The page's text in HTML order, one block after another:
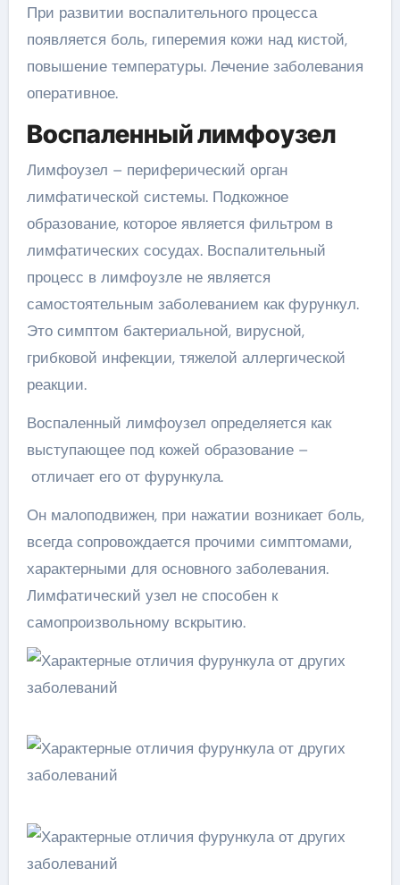
При развитии воспалительного процесса
появляется боль, гиперемия кожи над кистой,
повышение температуры. Лечение заболевания
оперативное.
Воспаленный лимфоузел
Лимфоузел – периферический орган
лимфатической системы. Подкожное
образование, которое является фильтром в
лимфатических сосудах. Воспалительный
процесс в лимфоузле не является
самостоятельным заболеванием как фурункул.
Это симптом бактериальной, вирусной,
грибковой инфекции, тяжелой аллергической
реакции.
Воспаленный лимфоузел определяется как
выступающее под кожей образование –
отличает его от фурункула.
Он малоподвижен, при нажатии возникает боль,
всегда сопровождается прочими симптомами,
характерными для основного заболевания.
Лимфатический узел не способен к
самопроизвольному вскрытию.